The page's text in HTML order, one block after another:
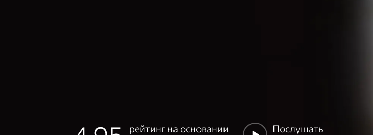
рейтинг на основании
Послушать